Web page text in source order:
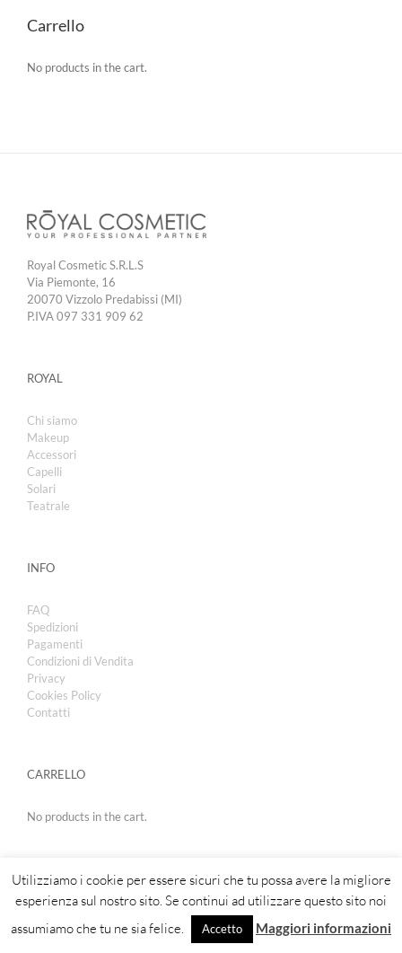
Carrello
No products in the cart.
Royal Cosmetic S.R.L.S
Via Piemonte, 16
20070 Vizzolo Predabissi (MI)
P.IVA 097 331 909 62
ROYAL
Chi siamo
Makeup
Accessori
Capelli
Solari
Teatrale
INFO
FAQ
Spedizioni
Pagamenti
Condizioni di Vendita
Privacy
Cookies Policy
Contatti
CARRELLO
No products in the cart.
Copyright 2019 | Royal Cosmetic
Utilizziamo i cookie per essere sicuri che tu possa avere la migliore
esperienza sul nostro sito. Se continui ad utilizzare questo sito noi
assumiamo che tu ne sia felice.
Accetto Maggiori informazioni